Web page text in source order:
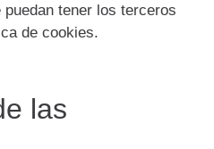
tener los terceros
de cookies.
las